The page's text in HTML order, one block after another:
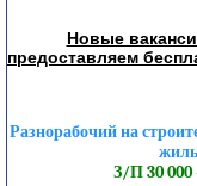
Новые
предоставляем
Разнорабочий на
З/П 30 000